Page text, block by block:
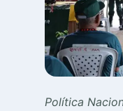
Política